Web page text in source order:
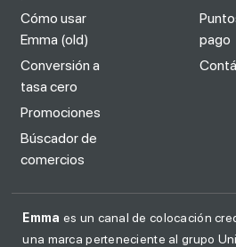
Cómo usar
Emma (old)
Conversión a
tasa cero
Promociones
Búscador de
comercios
pago
Emma es un canal de colocación
una marca perteneciente al grupo